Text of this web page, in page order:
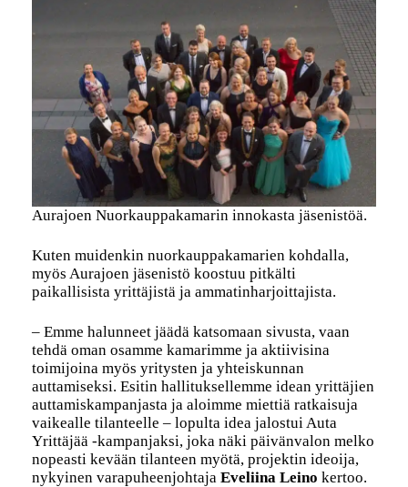
Aurajoen Nuorkauppakamarin innokasta jäsenistöä.
Kuten muidenkin nuorkauppakamarien kohdalla,
myös Aurajoen jäsenistö koostuu pitkälti
paikallisista yrittäjistä ja ammatinharjoittajista.
– Emme halunneet jäädä katsomaan sivusta, vaan
tehdä oman osamme kamarimme ja aktiivisina
toimijoina myös yritysten ja yhteiskunnan
auttamiseksi. Esitin hallituksellemme idean yrittäjien
auttamiskampanjasta ja aloimme miettiä ratkaisuja
vaikealle tilanteelle – lopulta idea jalostui Auta
Yrittäjää -kampanjaksi, joka näki päivänvalon melko
nopeasti kevään tilanteen myötä, projektin ideoija,
nykyinen varapuheenjohtaja Eveliina Leino kertoo.